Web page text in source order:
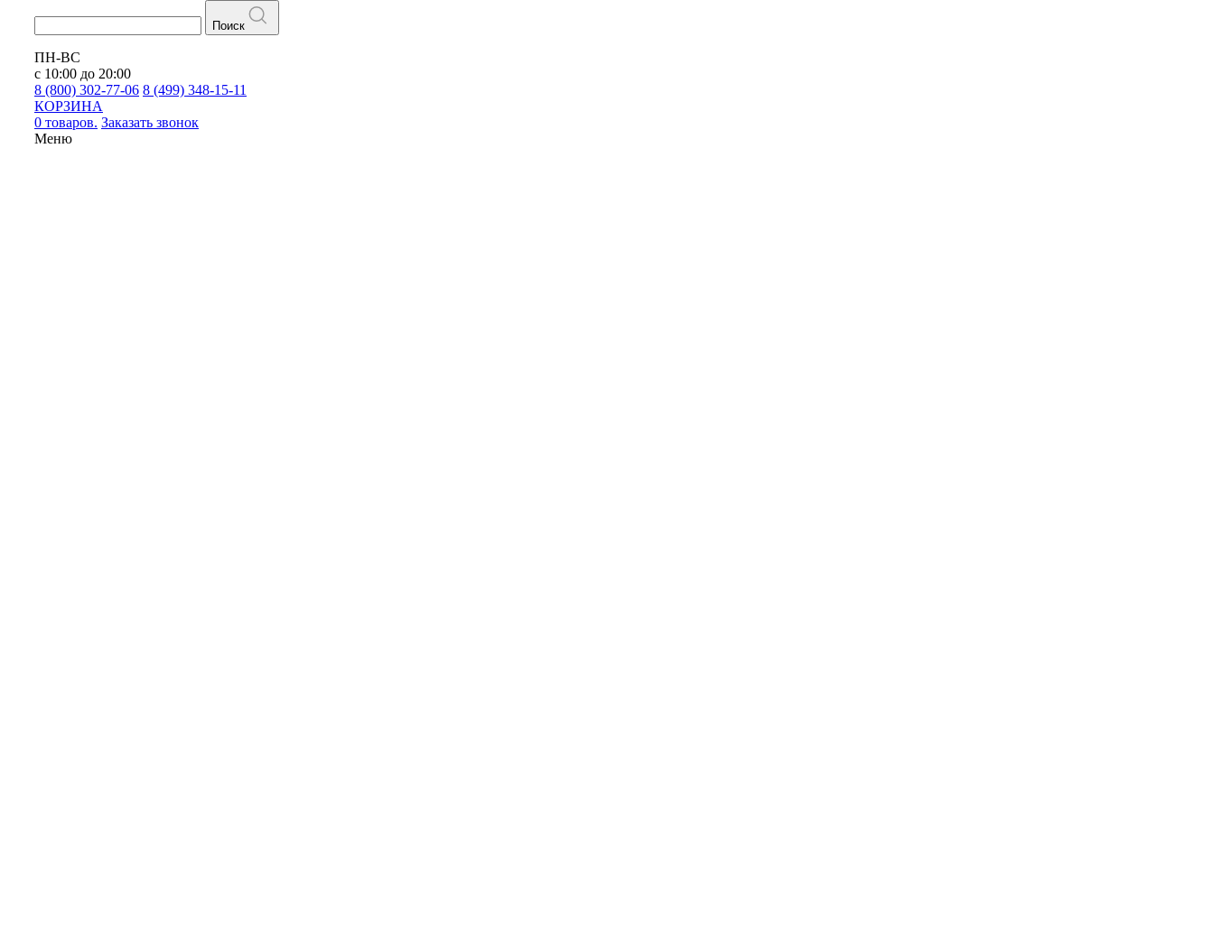
Поиск
ПН-ВС
с 10:00 до 20:00
8 (800) 302-77-06 8 (499) 348-15-11
КОРЗИНА
0 товаров. Заказать звонок
Меню